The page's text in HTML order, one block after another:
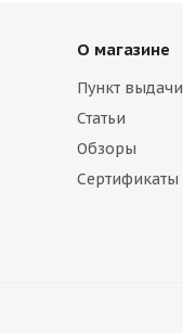
О магазине
Пункт выдачи
Статьи
Обзоры
Сертификаты